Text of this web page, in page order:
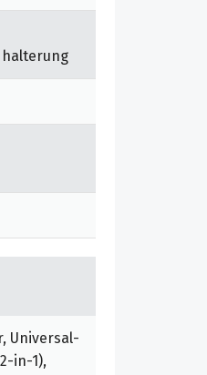
Universal-
in-1),